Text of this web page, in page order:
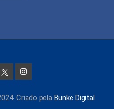
Criado pela Bunke Digital